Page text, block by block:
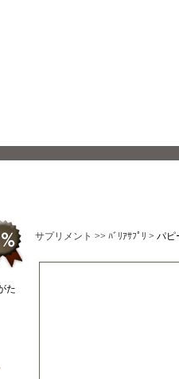
た
サプリメント >> ﾊﾞﾘｱｻﾌﾟﾘ > パピ